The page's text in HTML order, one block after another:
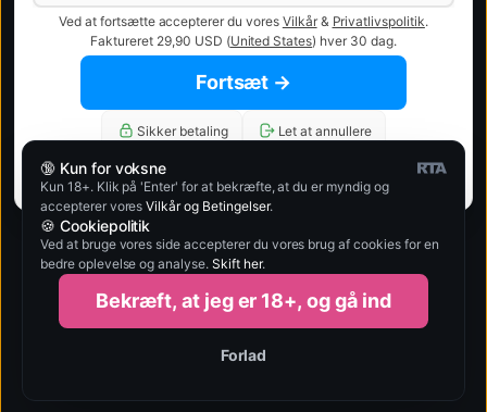
Ved at fortsætte accepterer du vores Vilkår& Privatlivspolitik.
Faktureret 29,90 USD (United States) hver 30 dag.
Fortsæt →
Sikker betaling Let at annullere
Privat og diskret
Ubegrænset Streaming
Se eller download 35+
Klar til alle enheder
Problemfri streaming på
🔞 Kun for voksne
Kun 18+. Klik på 'Enter' for at bekræfte, at du er myndig og
accepterer voresVilkår og Betingelser.
🍪 Cookiepolitik
Ved at bruge vores side accepterer du vores brug af cookies for en
bedre oplevelse og analyse. Skift her.
Bekræft, at jeg er 18+, og gå ind
Forlad